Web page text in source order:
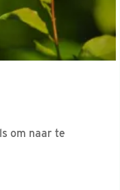
om naar te